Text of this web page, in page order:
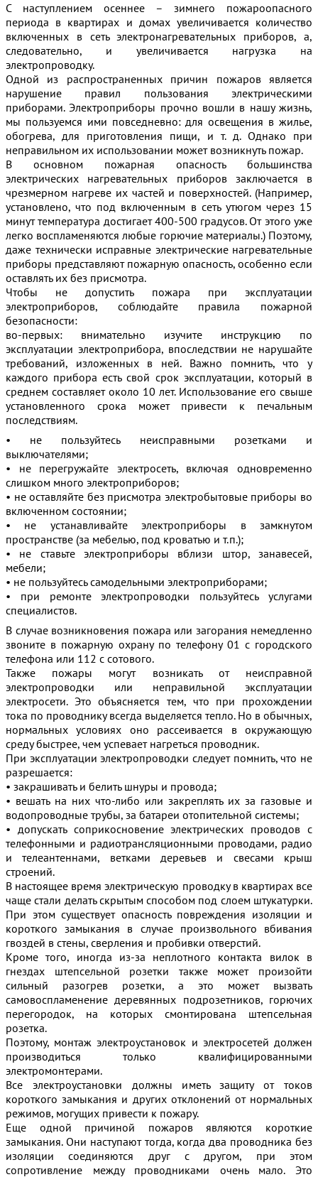
С наступлением осеннее – зимнего пожароопасного
периода в квартирах и домах увеличивается количество
включенных в сеть электронагревательных приборов, а,
следовательно, и увеличивается нагрузка на
электропроводку.
Одной из распространенных причин пожаров является
нарушение правил пользования электрическими
приборами. Электроприборы прочно вошли в нашу жизнь,
мы пользуемся ими повседневно: для освещения в жилье,
обогрева, для приготовления пищи, и т. д. Однако при
неправильном их использовании может возникнуть пожар.
В основном пожарная опасность большинства
электрических нагревательных приборов заключается в
чрезмерном нагреве их частей и поверхностей. (Например,
установлено, что под включенным в сеть утюгом через 15
минут температура достигает 400-500 градусов. От этого уже
легко воспламеняются любые горючие материалы.) Поэтому,
даже технически исправные электрические нагревательные
приборы представляют пожарную опасность, особенно если
оставлять их без присмотра.
Чтобы не допустить пожара при эксплуатации
электроприборов, соблюдайте правила пожарной
безопасности:
во-первых: внимательно изучите инструкцию по
эксплуатации электроприбора, впоследствии не нарушайте
требований, изложенных в ней. Важно помнить, что у
каждого прибора есть свой срок эксплуатации, который в
среднем составляет около 10 лет. Использование его свыше
установленного срока может привести к печальным
последствиям.
• не пользуйтесь неисправными розетками и
выключателями;
• не перегружайте электросеть, включая одновременно
слишком много электроприборов;
• не оставляйте без присмотра электробытовые приборы во
включенном состоянии;
• не устанавливайте электроприборы в замкнутом
пространстве (за мебелью, под кроватью и т.п.);
• не ставьте электроприборы вблизи штор, занавесей,
мебели;
• не пользуйтесь самодельными электроприборами;
• при ремонте электропроводки пользуйтесь услугами
специалистов.
В случае возникновения пожара или загорания немедленно
звоните в пожарную охрану по телефону 01 с городского
телефона или 112 с сотового.
Также пожары могут возникать от неисправной
электропроводки или неправильной эксплуатации
электросети. Это объясняется тем, что при прохождении
тока по проводнику всегда выделяется тепло. Но в обычных,
нормальных условиях оно рассеивается в окружающую
среду быстрее, чем успевает нагреться проводник.
При эксплуатации электропроводки следует помнить, что не
разрешается:
• закрашивать и белить шнуры и провода;
• вешать на них что-либо или закреплять их за газовые и
водопроводные трубы, за батареи отопительной системы;
• допускать соприкосновение электрических проводов с
телефонными и радиотрансляционными проводами, радио
и телеантеннами, ветками деревьев и свесами крыш
строений.
В настоящее время электрическую проводку в квартирах все
чаще стали делать скрытым способом под слоем штукатурки.
При этом существует опасность повреждения изоляции и
короткого замыкания в случае произвольного вбивания
гвоздей в стены, сверления и пробивки отверстий.
Кроме того, иногда из-за неплотного контакта вилок в
гнездах штепсельной розетки также может произойти
сильный разогрев розетки, а это может вызвать
самовоспламенение деревянных подрозетников, горючих
перегородок, на которых смонтирована штепсельная
розетка.
Поэтому, монтаж электроустановок и электросетей должен
производиться только квалифицированными
электромонтерами.
Все электроустановки должны иметь защиту от токов
короткого замыкания и других отклонений от нормальных
режимов, могущих привести к пожару.
Еще одной причиной пожаров являются короткие
замыкания. Они наступают тогда, когда два проводника без
изоляции соединяются друг с другом, при этом
сопротивление между проводниками очень мало. Это